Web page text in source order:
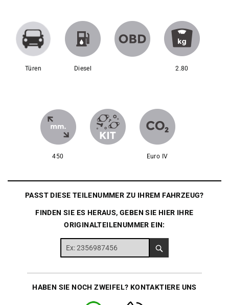
Türen Diesel 2.80
450 Euro IV
PASST DIESE TEILENUMMER ZU IHREM FAHRZEUG?
FINDEN SIE ES HERAUS, GEBEN SIE HIER IHRE
ORIGINALTEILENUMMER EIN:
HABEN SIE NOCH ZWEIFEL? KONTAKTIERE UNS